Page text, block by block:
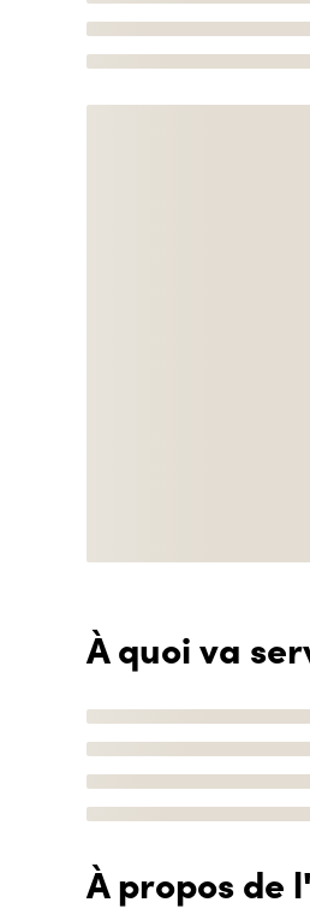
À quoi va
À propos de